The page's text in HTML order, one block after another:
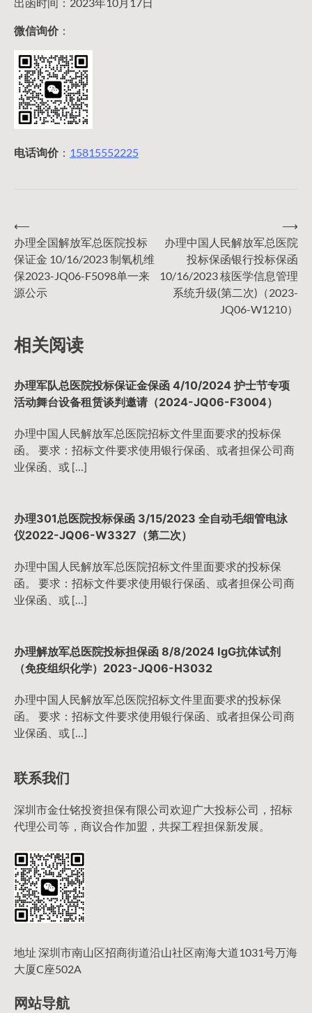
微信询价：
电话询价： 15815552225
文
章
航
⟵
办理全国解放军总医院投标
保证金 10/16/2023 制氧机维
保2023-JQ06-F5098单一来
源公示
办理中国人民解放军总医院
投标保函银行投标保函
10/16/2023 核医学信息管理
系统升级(第二次)（2023-
JQ06-W1210）
⟶
相关阅读
办理军队总医院投标保证金保函 4/10/2024 护士节专项
活动舞台设备租赁谈判邀请（2024-JQ06-F3004）
办理中国人民解放军总医院招标文件里面要求的投标保
函。 要求：招标文件要求使用银行保函、或者担保公司商
业保函、或 […]
办理301总医院投标保函 3/15/2023 全自动毛细管电泳
仪2022-JQ06-W3327（第二次）
办理中国人民解放军总医院招标文件里面要求的投标保
函。 要求：招标文件要求使用银行保函、或者担保公司商
业保函、或 […]
办理解放军总医院投标担保函 8/8/2024 IgG抗体试剂
（免疫组织化学）2023-JQ06-H3032
办理中国人民解放军总医院招标文件里面要求的投标保
函。 要求：招标文件要求使用银行保函、或者担保公司商
业保函、或 […]
联系我们
深圳市金仕铭投资担保有限公司欢迎广大投标公司，招标
代理公司等，商议合作加盟，共探工程担保新发展。
地址 深圳市南山区招商街道沿山社区南海大道1031号万海
大厦C座502A
网站导航